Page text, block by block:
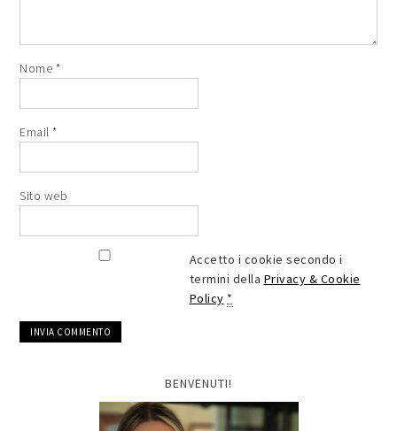
Nome *
Email*
Sito web
Accetto i cookie secondo i
termini della Privacy & Cookie
Policy *
BENVENUTI!